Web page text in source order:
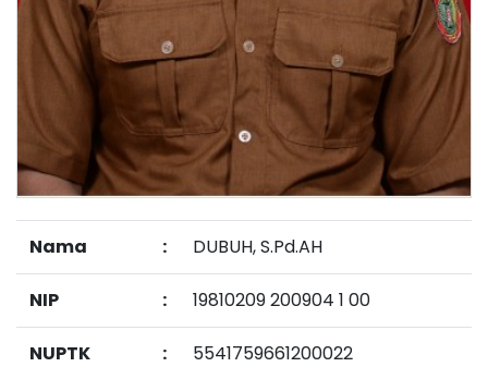
Nama : DUBUH, S.Pd.AH
NIP : 19810209 200904 1 00
NUPTK : 5541759661200022